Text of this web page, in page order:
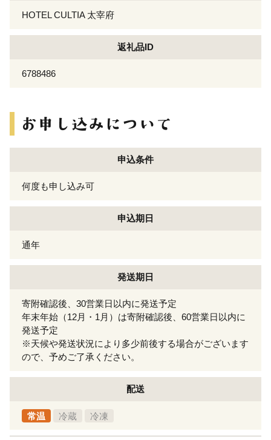
HOTEL CULTIA 太宰府
返礼品ID
6788486
申込条件
何度も申し込み可
申込期日
通年
発送期日
寄附確認後、30営業日以内に発送予定
年末年始（12月・1月）は寄附確認後、60営業日以内に
発送予定
※天候や発送状況により多少前後する場合がございます
ので、予めご了承ください。
配送
常温 冷蔵 冷凍